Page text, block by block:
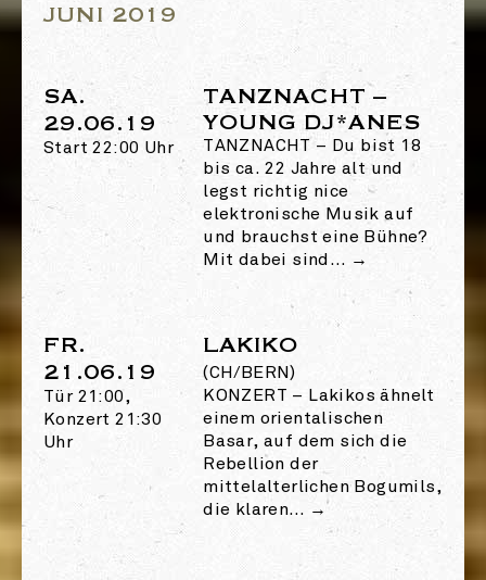
JUNI 2019
SA.
29.06.19
Start 22:00 Uhr
TANZNACHT –
YOUNG DJ*ANES
TANZNACHT – Du bist 18
bis ca. 22 Jahre alt und
legst richtig nice
elektronische Musik auf
und brauchst eine Bühne?
Mit dabei sind… →
FR.
21.06.19
Tür 21:00,
Konzert 21:30
Uhr
LAKIKO
(CH/BERN)
KONZERT – Lakikos ähnelt
einem orientalischen
Basar, auf dem sich die
Rebellion der
mittelalterlichen Bogumils,
die klaren… →